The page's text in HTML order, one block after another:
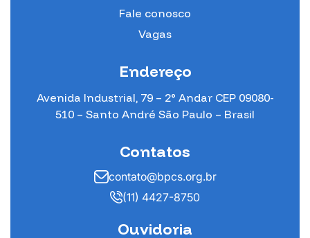
Fale conosco
Vagas
Endereço
Avenida Industrial, 79 – 2° Andar CEP 09080-
510 – Santo André São Paulo – Brasil
Contatos
contato@bpcs.org.br
(11) 4427-8750
Ouvidoria